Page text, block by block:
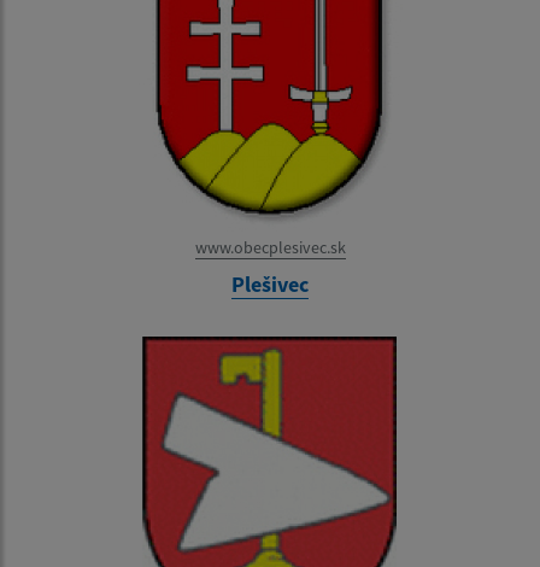
www.obecplesivec.sk
Plešivec